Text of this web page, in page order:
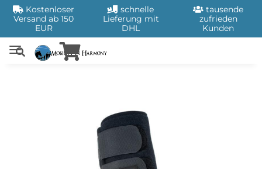
Kostenloser
Versand ab 150
EUR
schnelle
Lieferung mit
DHL
tausende
zufrieden
Kunden